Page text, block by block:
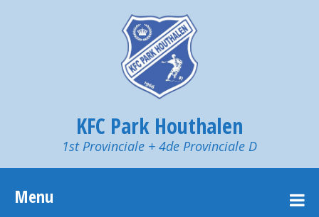
KFC Park Houthalen
1st Provinciale + 4de Provinciale D
Menu